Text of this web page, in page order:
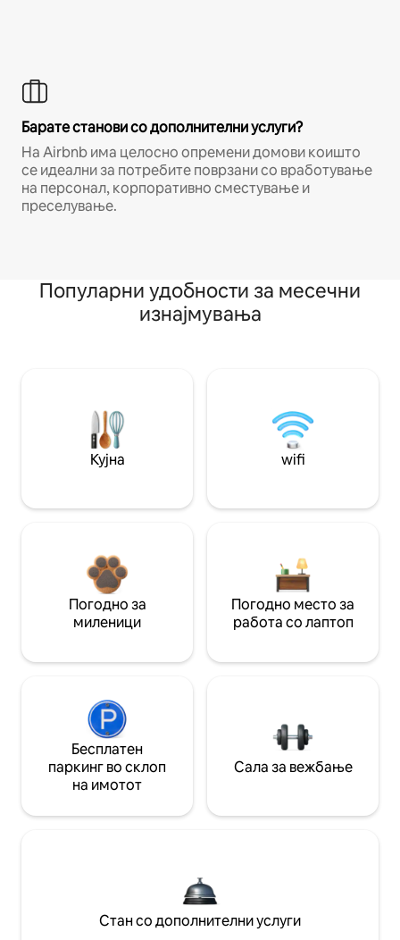
Барате станови со дополнителни услуги?
На Airbnb има целосно опремени домови коишто
се идеални за потребите поврзани со вработување
на персонал, корпоративно сместување и
преселување.
Популарни удобности за месечни
изнајмувања
Кујна wifi
Погодно за
миленици
Погодно место за
работа со лаптоп
Бесплатен
паркинг во склоп
на имотот
Сала за вежбање
Стан со дополнителни услуги